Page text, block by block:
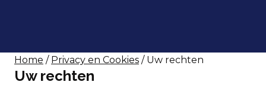
Home / Privacy en Cookies / Uw rechten
Uw rechten